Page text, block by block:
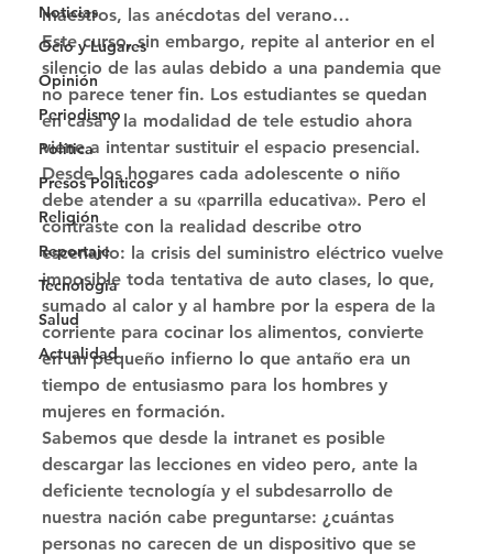
Noticias
Ocio y Lugares
Opinión
Periodismo
Política
Presos Políticos
Religión
Reportaje
Tecnología
Salud
Actualidad
maestros, las anécdotas del verano…
Este curso, sin embargo, repite al anterior en el
silencio de las aulas debido a una pandemia que
no parece tener fin. Los estudiantes se quedan
en casa y la modalidad de tele estudio ahora
viene a intentar sustituir el espacio presencial.
Desde los hogares cada adolescente o niño
debe atender a su «parrilla educativa». Pero el
contraste con la realidad describe otro
escenario: la crisis del suministro eléctrico vuelve
imposible toda tentativa de auto clases, lo que,
sumado al calor y al hambre por la espera de la
corriente para cocinar los alimentos, convierte
en un pequeño infierno lo que antaño era un
tiempo de entusiasmo para los hombres y
mujeres en formación.
Sabemos que desde la intranet es posible
descargar las lecciones en video pero, ante la
deficiente tecnología y el subdesarrollo de
nuestra nación cabe preguntarse: ¿cuántas
personas no carecen de un dispositivo que se